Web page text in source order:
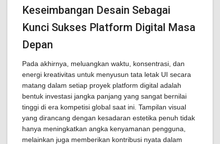
Keseimbangan Desain Sebagai
Kunci Sukses Platform Digital Masa
Depan
Pada akhirnya, meluangkan waktu, konsentrasi, dan
energi kreativitas untuk menyusun tata letak UI secara
matang dalam setiap proyek platform digital adalah
bentuk investasi jangka panjang yang sangat bernilai
tinggi di era kompetisi global saat ini. Tampilan visual
yang dirancang dengan kesadaran estetika penuh tidak
hanya meningkatkan angka kenyamanan pengguna,
melainkan juga memberikan kontribusi nyata dalam